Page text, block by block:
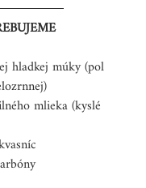
hladkej múky (pol
mlieka (kyslé